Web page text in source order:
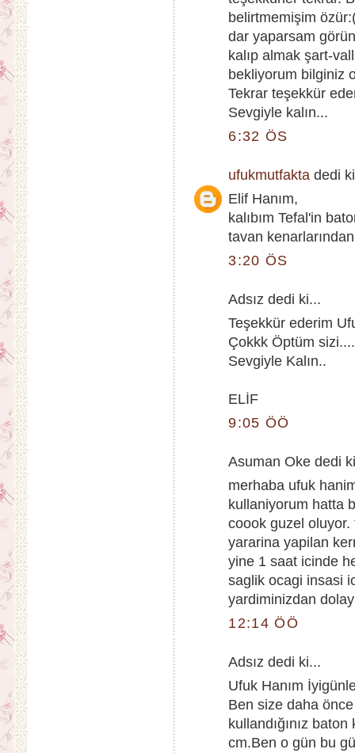
belirtmemişim
dar yaparsam
kalıp almak şart-
bekliyorum bilginiz
Tekrar teşekkür
Sevgiyle kalın...
6:32 ÖS
ufukmutfakta dedi
Elif Hanım,
kalıbım Tefal'in
tavan
3:20 ÖS
Adsız dedi ki...
Teşekkür ederim
Çokkk Öptüm
Sevgiyle Kalın..
ELİF
9:05 ÖÖ
Asuman Oke dedi
merhaba ufuk
kullaniyorum hatta
coook guzel
yararina yapilan
yine 1 saat icinde
saglik ocagi insasi
yardiminizdan
12:14 ÖÖ
Adsız dedi ki...
Ufuk Hanım
Ben size daha
kullandığınız baton
cm.Ben o gün bu